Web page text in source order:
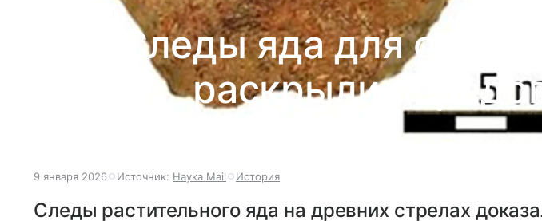
Следы яда для
раскрыли
9 января 2026 Источник: Наука Mail История
Следы растительного яда на древних стрелах